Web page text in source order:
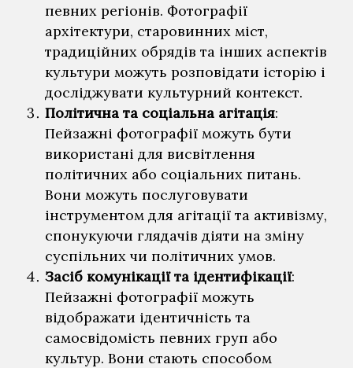
певних регіонів. Фотографії
архітектури, старовинних міст,
традиційних обрядів та інших аспектів
культури можуть розповідати історію і
досліджувати культурний контекст.
Політична та соціальна агітація:
Пейзажні фотографії можуть бути
використані для висвітлення
політичних або соціальних питань.
Вони можуть послуговувати
інструментом для агітації та активізму,
спонукуючи глядачів діяти на зміну
суспільних чи політичних умов.
Засіб комунікації та ідентифікації:
Пейзажні фотографії можуть
відображати ідентичність та
самосвідомість певних груп або
культур. Вони стають способом